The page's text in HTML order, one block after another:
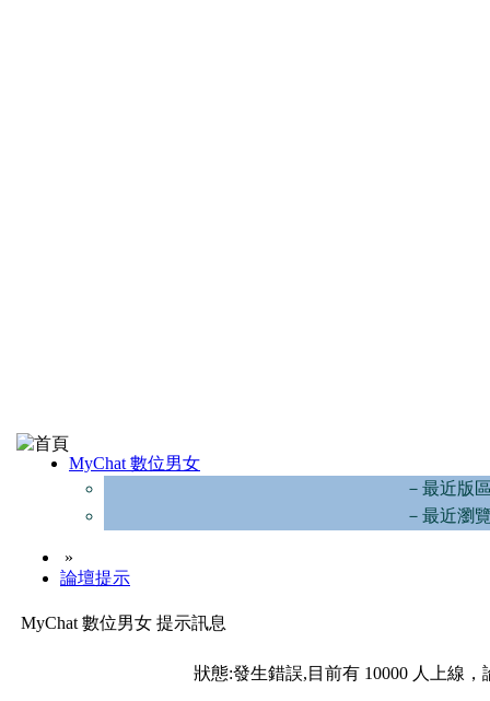
MyChat 數位男女
－最近版
－最近瀏
»
論壇提示
MyChat 數位男女 提示訊息
狀態:發生錯誤,目前有 10000 人上線